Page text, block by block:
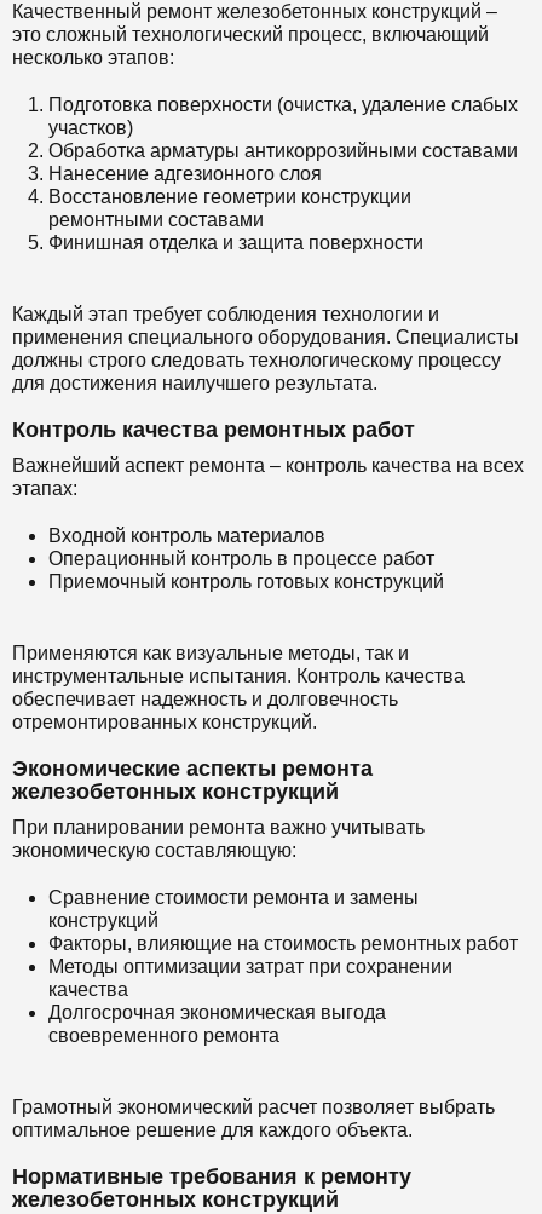
Качественный ремонт железобетонных конструкций –
это сложный технологический процесс, включающий
несколько этапов:
Подготовка поверхности (очистка, удаление слабых
участков)
Обработка арматуры антикоррозийными составами
Нанесение адгезионного слоя
Восстановление геометрии конструкции
ремонтными составами
Финишная отделка и защита поверхности
Каждый этап требует соблюдения технологии и
применения специального оборудования. Специалисты
должны строго следовать технологическому процессу
для достижения наилучшего результата.
Контроль качества ремонтных работ
Важнейший аспект ремонта – контроль качества на всех
этапах:
Входной контроль материалов
Операционный контроль в процессе работ
Приемочный контроль готовых конструкций
Применяются как визуальные методы, так и
инструментальные испытания. Контроль качества
обеспечивает надежность и долговечность
отремонтированных конструкций.
Экономические аспекты ремонта
железобетонных конструкций
При планировании ремонта важно учитывать
экономическую составляющую:
Сравнение стоимости ремонта и замены
конструкций
Факторы, влияющие на стоимость ремонтных работ
Методы оптимизации затрат при сохранении
качества
Долгосрочная экономическая выгода
своевременного ремонта
Грамотный экономический расчет позволяет выбрать
оптимальное решение для каждого объекта.
Нормативные требования к ремонту
железобетонных конструкций